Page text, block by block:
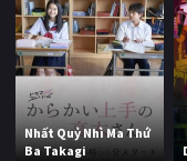
Nhất Quỷ Nhì Ma Thứ
Ba Takagi